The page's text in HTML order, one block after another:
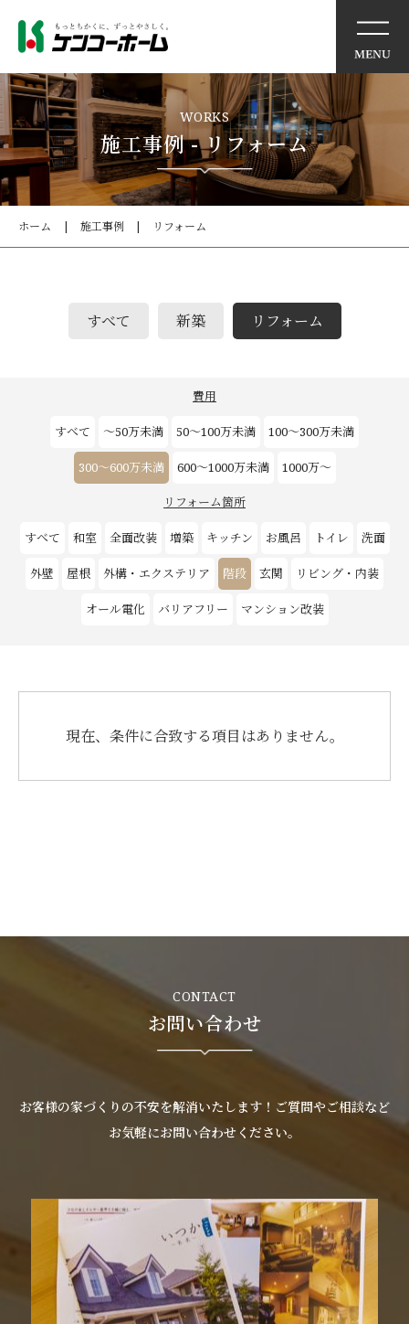
リノベーションモデルハウ
ス
アウトレット商品のご案内
リフォーム工事の流れ
見積もり依頼
施工事例
お客様の声
リフォーム
不動産情報
SDGs
企業情報
WORKS
施工事例 - リフォーム
ホーム 施工事例 リフォーム
すべて 新築 リフォーム
費用
すべて ～50万未満 50～100万未満 100～300万未満
300～600万未満 600～1000万未満 1000万～
リフォーム箇所
すべて 和室 全面改装 増築 キッチン お風呂 トイレ 洗面
外壁 屋根 外構・エクステリア 階段 玄関 リビング・内装
オール電化 バリアフリー マンション改装
現在、条件に合致する項目はありません。
CONTACT
お問い合わせ
お客様の家づくりの不安を解消いたします！ご質問やご相談など
お気軽にお問い合わせください。